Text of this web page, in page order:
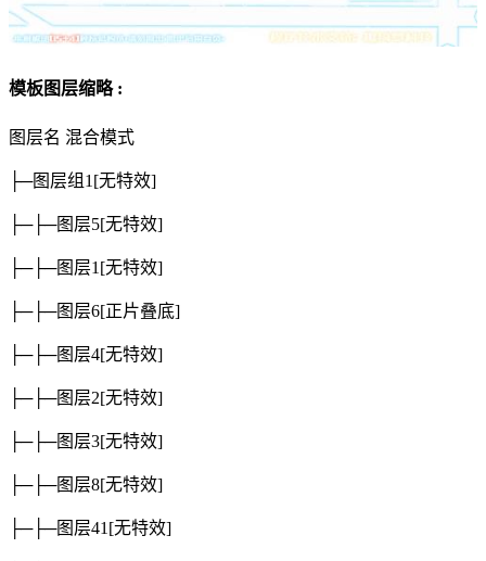
模板图层缩略 :
图层名 混合模式
├─图层组1 [无特效]
├─├─图层5[无特效]
├─├─图层1 [无特效]
├─├─图层6[正片叠底]
├─├─图层4[无特效]
├─├─图层2[无特效]
├─├─图层3[无特效]
├─├─图层8[无特效]
├─├─图层41 [无特效]